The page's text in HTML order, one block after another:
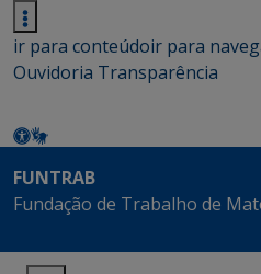
ir para conteúdoir para
Ouvidoria Transparência
FUNTRAB
Fundação de Trabalho de